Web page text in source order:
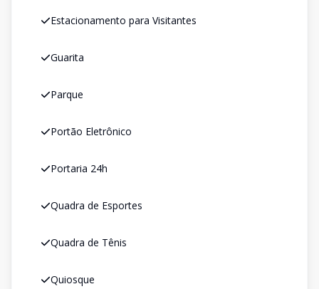
Estacionamento para Visitantes
Guarita
Parque
Portão Eletrônico
Portaria 24h
Quadra de Esportes
Quadra de Tênis
Quiosque